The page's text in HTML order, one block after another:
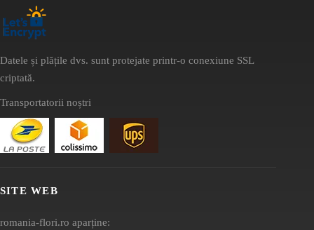
Datele și plățile dvs. sunt protejate printr-o conexiune SSL
criptată.
Transportatorii noștri
SITE WEB
romania-flori.ro aparține: